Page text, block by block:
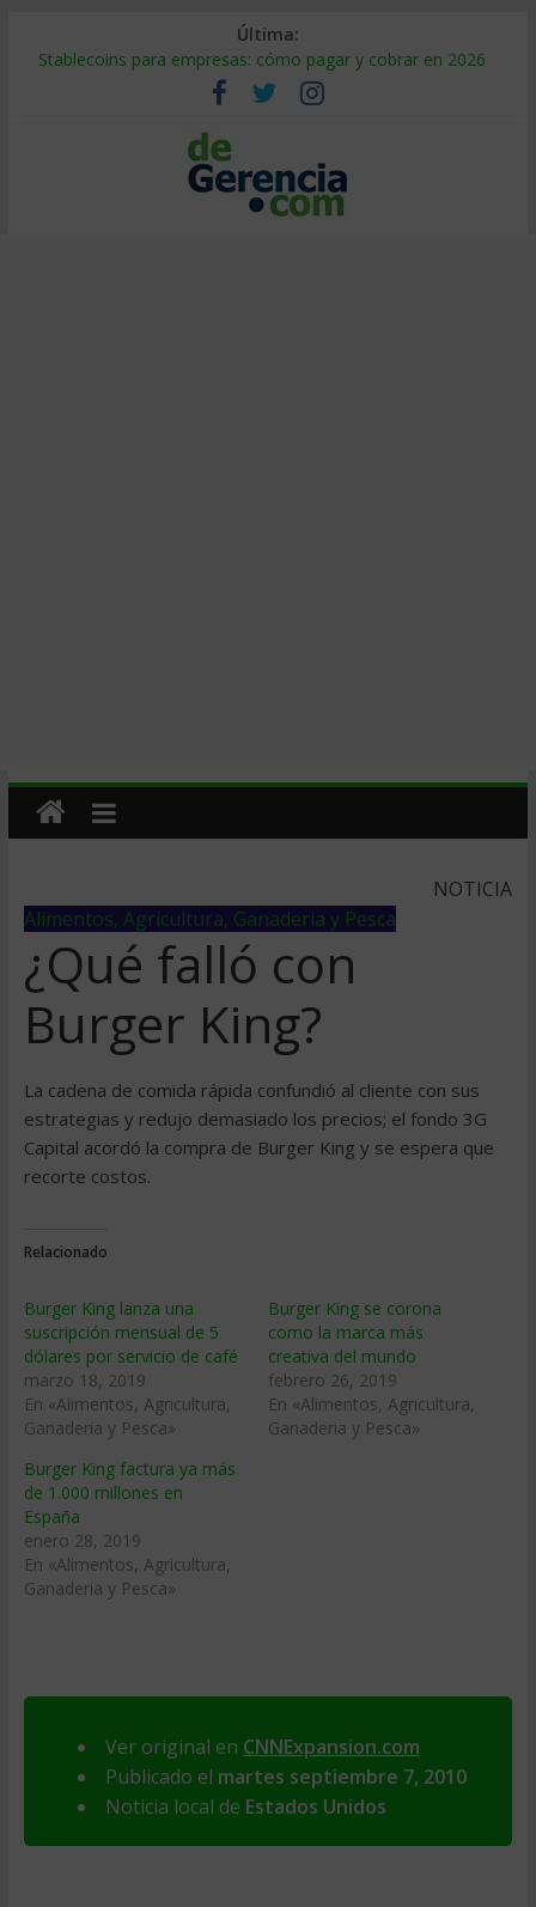
Última:
Stablecoins para empresas: cómo pagar y cobrar en 2026
Despido silencioso: qué es y por qué sale tan caro
IA en selección de personal: cómo auditarla a tiempo
Trabajo forzoso en la cadena de suministro: qué hacer
Mercado hispano de EE. UU.: cómo segmentarlo y venderle
NOTICIA
Alimentos, Agricultura, Ganaderia y Pesca
¿Qué falló con
Burger King?
La cadena de comida rápida confundió al cliente con sus
estrategias y redujo demasiado los precios; el fondo 3G
Capital acordó la compra de Burger King y se espera que
recorte costos.
Relacionado
Burger King lanza una
suscripción mensual de 5
dólares por servicio de café
marzo 18, 2019
En «Alimentos, Agricultura,
Ganaderia y Pesca»
Burger King se corona
como la marca más
creativa del mundo
febrero 26, 2019
En «Alimentos, Agricultura,
Ganaderia y Pesca»
Burger King factura ya más
de 1.000 millones en
España
enero 28, 2019
En «Alimentos, Agricultura,
Ganaderia y Pesca»
Ver original en CNNExpansion.com
Publicado el martes septiembre 7, 2010
Noticia local de Estados Unidos